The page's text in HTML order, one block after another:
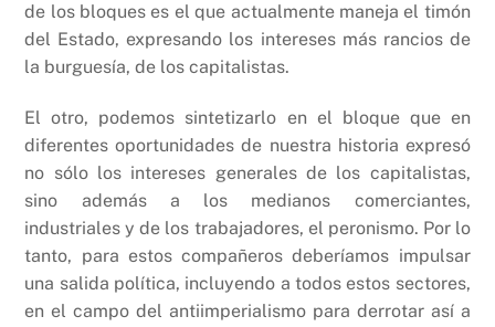
de los bloques es el que actualmente maneja el timón
del Estado, expresando los intereses más rancios de
la burguesía, de los capitalistas.
El otro, podemos sintetizarlo en el bloque que en
diferentes oportunidades de nuestra historia expresó
no sólo los intereses generales de los capitalistas,
sino además a los medianos comerciantes,
industriales y de los trabajadores, el peronismo. Por lo
tanto, para estos compañeros deberíamos impulsar
una salida política, incluyendo a todos estos sectores,
en el campo del antiimperialismo para derrotar así a